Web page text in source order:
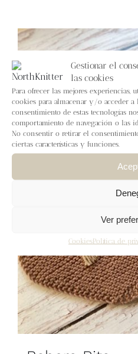
Gestionar el
las cookies
Para ofrecer las mejores experiencias,
cookies para almacenar y/o acceder
consentimiento de estas tecnologías
comportamiento de navegación o las
No consentir o retirar el
ciertas características y funciones.
Ver
CookiesPolítica de
Mi